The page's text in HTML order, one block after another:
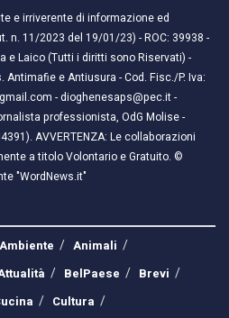
e irriverente di informazione ed
n. 11/2023 del 19/01/23) - ROC: 39938 -
Laico (Tutti i diritti sono Riservati) -
Antimafie e Antiusura - Cod. Fisc./P. Iva:
- dioghenesaps@pec.it -
professionista, OdG Molise -
AVVERTENZA: Le collaborazioni
a titolo Volontario e Gratuito. ©
"WordNews.it"
Ambiente
Animali
BelPaese
Brevi
Cultura